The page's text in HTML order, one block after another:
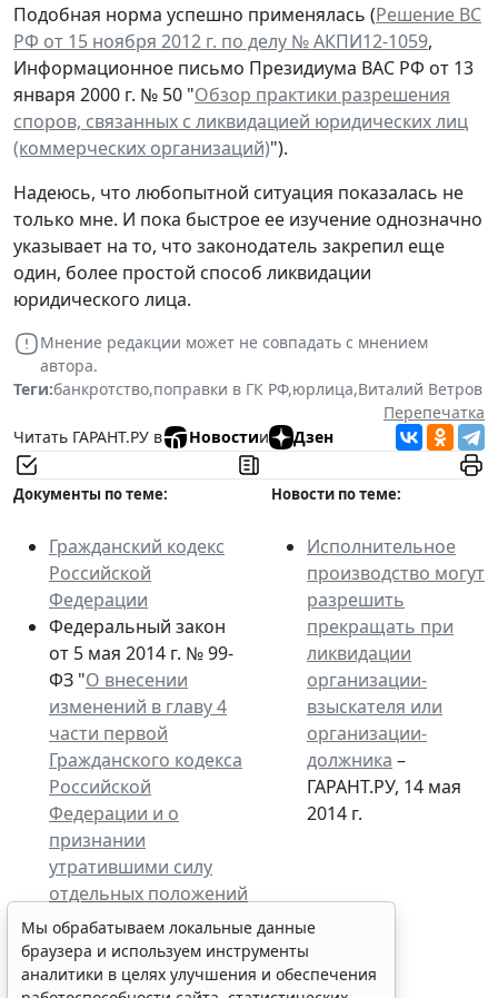
Подобная норма успешно применялась (Решение ВС
РФ от 15 ноября 2012 г. по делу № АКПИ12-1059,
Информационное письмо Президиума ВАС РФ от 13
января 2000 г. № 50 "Обзор практики разрешения
споров, связанных с ликвидацией юридических лиц
(коммерческих организаций)").
Надеюсь, что любопытной ситуация показалась не
только мне. И пока быстрое ее изучение однозначно
указывает на то, что законодатель закрепил еще
один, более простой способ ликвидации
юридического лица.
Мнение редакции может не совпадать с мнением
автора.
Теги:банкротство,поправки в ГК РФ,юрлица,Виталий Ветров
Перепечатка
Читать ГАРАНТ.РУ в
Новостии Дзен
Документы по теме: Новости по теме:
Гражданский кодекс
Российской
Федерации
Федеральный закон
от 5 мая 2014 г. № 99-
ФЗ "О внесении
изменений в главу 4
части первой
Гражданского кодекса
Российской
Федерации и о
признании
утратившими силу
отдельных положений
законодательных
актов Российской
Федерации"
Исполнительное
производство могут
разрешить
прекращать при
ликвидации
организации-
взыскателя или
организации-
должника –
ГАРАНТ.РУ, 14 мая
2014 г.
Мы обрабатываем локальные данные
браузера и используем инструменты
аналитики в целях улучшения и обеспечения